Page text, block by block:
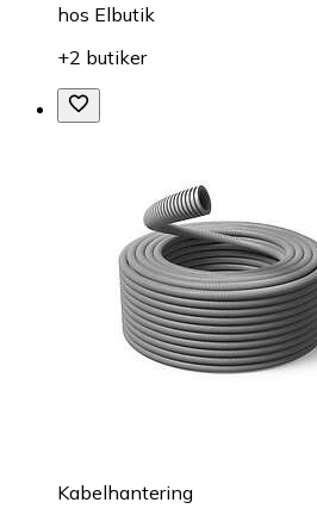
hos Elbutik
+2 butiker
Kabelhantering